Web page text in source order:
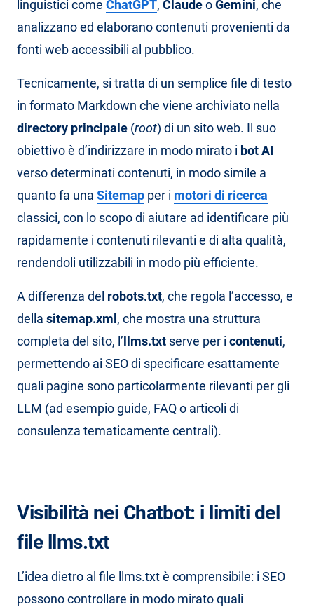
linguistici come ChatGPT, ClaudeoGemini, che
analizzano ed elaborano contenuti provenienti da
fonti web accessibili al pubblico.
Tecnicamente, si tratta di un semplice file di testo
in formato Markdown che viene archiviato nella
directory principale (root) di un sito web. Il suo
obiettivo è d’indirizzare in modo mirato i bot AI
verso determinati contenuti, in modo simile a
quanto fa una Sitemap per i motori di ricerca
classici, con lo scopo di aiutare ad identificare più
rapidamente i contenuti rilevanti e di alta qualità,
rendendoli utilizzabili in modo più efficiente.
A differenza del robots.txt, che regola l’accesso, e
della sitemap.xml , che mostra una struttura
completa del sito, l’ llms.txt serve per i contenuti,
permettendo ai SEO di specificare esattamente
quali pagine sono particolarmente rilevanti per gli
LLM (ad esempio guide, FAQ o articoli di
consulenza tematicamente centrali).
Visibilità nei Chatbot: i limiti del
file llms.txt
L’idea dietro al file llms.txt è comprensibile: i SEO
possono controllare in modo mirato quali